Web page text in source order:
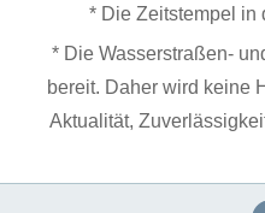
* Die Zeitstempel in
* Die Wasserstraßen-
bereit. Daher wird keine
Aktualität,